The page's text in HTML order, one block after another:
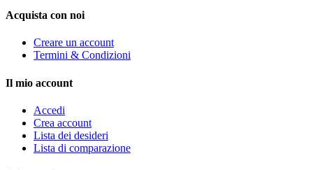
Acquista con noi
Creare un account
Termini & Condizioni
Il mio account
Accedi
Crea account
Lista dei desideri
Lista di comparazione